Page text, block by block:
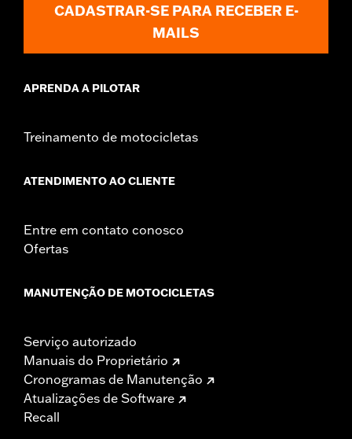
CADASTRAR-SE PARA RECEBER E-
MAILS
APRENDA A PILOTAR
Treinamento de motocicletas
ATENDIMENTO AO CLIENTE
Entre em contato conosco
Ofertas
MANUTENÇÃO DE MOTOCICLETAS
Serviço autorizado
Manuais do Proprietário
Cronogramas de Manutenção
Atualizações de Software
Recall